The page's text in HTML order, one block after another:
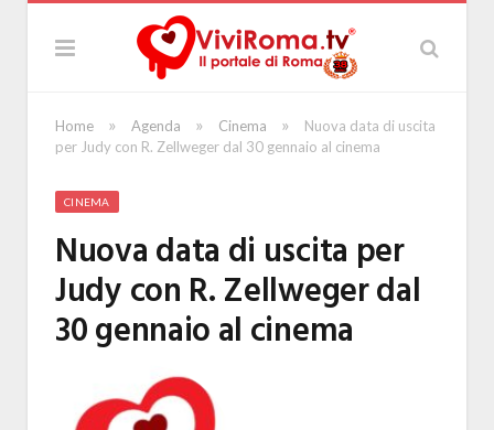
Home » Agenda » Cinema »
Nuova data di uscita
per Judy con R. Zellweger dal 30 gennaio al cinema
CINEMA
Nuova data di uscita per
Judy con R. Zellweger dal
30 gennaio al cinema